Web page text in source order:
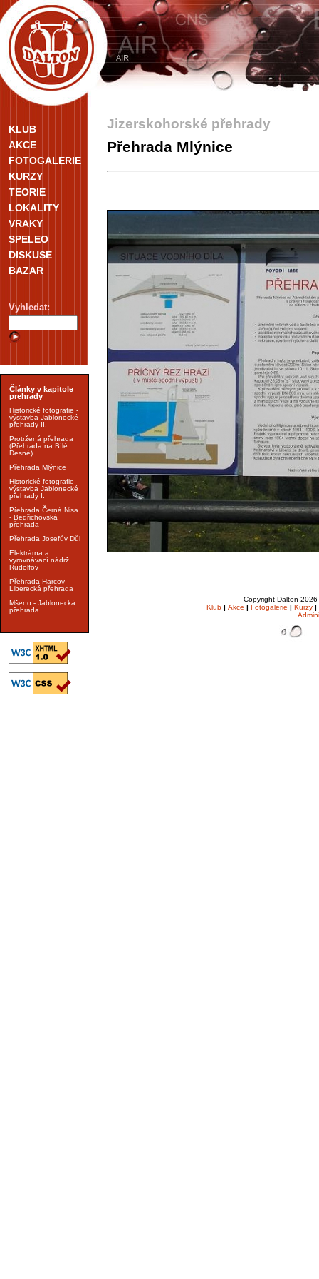
KLUB
AKCE
FOTOGALERIE
KURZY
TEORIE
LOKALITY
VRAKY
SPELEO
DISKUSE
BAZAR
Vyhledat:
Články v kapitole
prehrady
Historické fotografie -
výstavba Jablonecké
přehrady II.
Protržená přehrada
(Přehrada na Bílé
Desné)
Přehrada Mlýnice
Historické fotografie -
výstavba Jablonecké
přehrady I.
Přehrada Černá Nisa
- Bedřichovská
přehrada
Přehrada Josefův Důl
Elektrárna a
vyrovnávací nádrž
Rudolfov
Přehrada Harcov -
Liberecká přehrada
Mšeno - Jablonecká
přehrada
Jizerskohorské přehrady
Přehrada Mlýnice
Copyright Dalton
Klub | Akce | Fotogalerie | Kurzy |